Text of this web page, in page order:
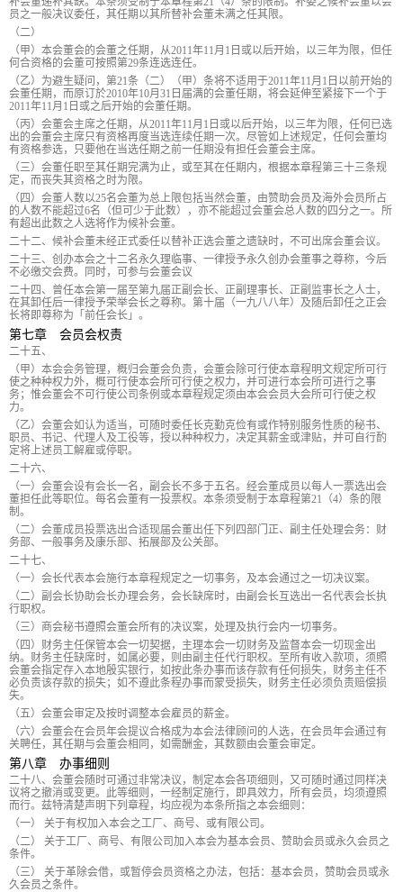
员之一般决议委任，其任期以其所替补会董未满之任其限。
（二）
（甲）本会董会的会董之任期，从2011年11月1日或以后开始，以三年为限，但任
何合资格的会董可按照第29条连选连任。
（乙）为避生疑问，第21条（二）（甲）条将不适用于2011年11月1日以前开始的
会董任期，而原订於2010年10月31日届满的会董任期，将会延伸至紧接下一个于
2011年11月1日或之后开始的会董任期。
（丙）会董会主席之任期，从2011年11月1日或以后开始，以三年为限，任何已选
出的会董会主席只有资格再度当选连续任期一次。尽管如上述规定，任何会董均
有资格参选，只要他在当选任期之前一任期没有担任会董会主席。
（三）会董任职至其任期完满为止，或至其在任期内，根据本章程第三十三条规
定，而丧失其资格之时为限。
（四）会董人数以25名会董为总上限包括当然会董，由赞助会员及海外会员所占
的人数不能超过6名（但可少于此数），亦不能超过会董会总人数的四分之一。所
有超出此数之人选将作为候补会董。
二十二、候补会董未经正式委任以替补正选会董之遗缺时，不可出席会董会议。
二十三、创办本会之十二名永久理临事、一律授予永久创办会董事之尊称，今后
不必缴交会费。同时，可参与会董会议
二十四、曾任本会第一届至第九届正副会长、正副理事长、正副监事长之人士，
在其卸任后一律授予荣举会长之尊称。第十届（一九八八年）及随后卸任之正会
长将即尊称为「前任会长」。
第七章 会员会权责
二十五、
（甲）本会会务管理，概归会董会负责，会董会除可行使本章程明文规定所可行
使之种种权力外，概可行使本会所可行使之权力，并可进行本会所可进行之事
务；惟会董会不可行使公司条例或本章程规定须由本会会员大会所可行使之权
力。
（乙）会董会如认为适当，可随时委任长克勤克俭有或作特别服务性质的秘书、
职员、书记、代理人及工役等，授以种种权力，决定其薪金或津贴，并可自行酌
定将上述员工解雇或停职。
二十六、
（一）会董会设有会长一名，副会长不多于五名。经会董成员以每人一票选出会
董担任此等职位。每名会董有一投票权。本条须受制于本章程第21（4）条的限
制。
（二）会董成员投票选出合适现届会董出任下列四部门正、副主任处理会务：财
务部、一般事务及康乐部、拓展部及公关部。
二十七、
（一）会长代表本会施行本章程规定之一切事务，及本会通过之一切决议案。
（二）副会长协助会长办理会务，会长缺席时，由副会长互选出一名代表会长执
行职权。
（三）商会秘书遵照会董会所有的决议案，处理及执行会内一切事务。
（四）财务主任保管本会一切契据，主理本会一切财务及监督本会一切现金出
纳。财务主任缺席时，如属必要，则由副主任代行职权。至所有收入款项，须照
会董会指定存入本地殷实银行，如按此条办事而该存款有任何损失，财务主任不
必负责该存款的损失；如不遵此条程办事而蒙受损失，财务主任必须负责赔偿损
失。
（五）会董会审定及按时调整本会雇员的薪金。
（六）会董会在会员年会提议合格成为本会法律顾问的人选，在会员年会通过有
关聘任，其任期与会董会相同，如需酬金，其数额由会董会审定。
第八章 办事细则
二十八、会董会随时可通过非常决议，制定本会各项细则，又可随时通过同样决
议将之撤消或变更。此等细则，一经制定施行，即具效力，所有会员，均须遵照
而行。兹特清楚声明下列章程，均应视为本条所指之本会细则：
（一） 关于有权加入本会之工厂、商号、或有限公司。
（二） 关于工厂、商号、有限公司加入本会为基本会员、赞助会员或永久会员之
条件。
（三） 关于革除会借，或暂停会员资格之办法，包括：基本会员，赞助会员或永
久会员之条件。